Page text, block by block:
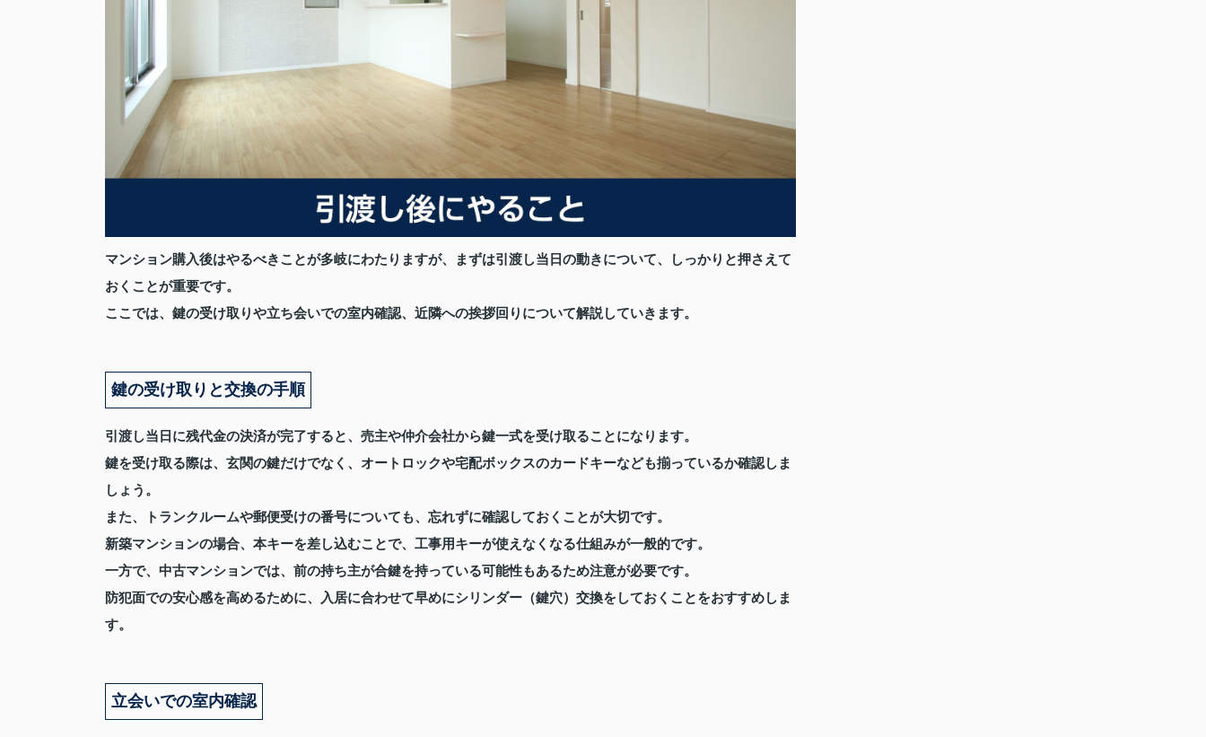
マンション購入後はやるべきことが多岐にわたりますが、まずは引渡し当日の動きについて、しっかりと押さえて
おくことが重要です。
ここでは、鍵の受け取りや立ち会いでの室内確認、近隣への挨拶回りについて解説していきます。
鍵の受け取りと交換の手順
引渡し当日に残代金の決済が完了すると、売主や仲介会社から鍵一式を受け取ることになります。
鍵を受け取る際は、玄関の鍵だけでなく、オートロックや宅配ボックスのカードキーなども揃っているか確認しま
しょう。
また、トランクルームや郵便受けの番号についても、忘れずに確認しておくことが大切です。
新築マンションの場合、本キーを差し込むことで、工事用キーが使えなくなる仕組みが一般的です。
一方で、中古マンションでは、前の持ち主が合鍵を持っている可能性もあるため注意が必要です。
防犯面での安心感を高めるために、入居に合わせて早めにシリンダー（鍵穴）交換をしておくことをおすすめしま
す。
立会いでの室内確認